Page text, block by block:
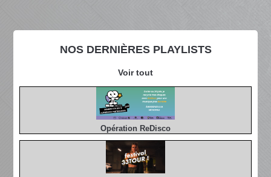
NOS DERNIÈRES PLAYLISTS
Voir tout
Opération ReDisco